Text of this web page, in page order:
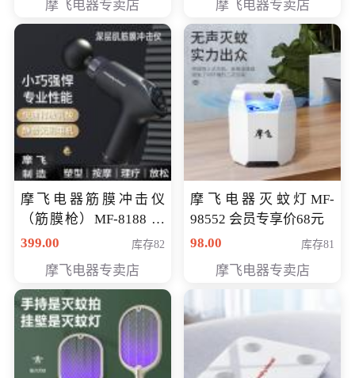
摩飞电器专卖店 摩飞电器专卖店
摩飞电器筋膜冲击仪
（筋膜枪）MF-8188 会
员专享价268元
399.00 库存82
摩飞电器专卖店
摩飞电器灭蚊灯MF-
98552 会员专享价68元
98.00
库存81
摩飞电器专卖店